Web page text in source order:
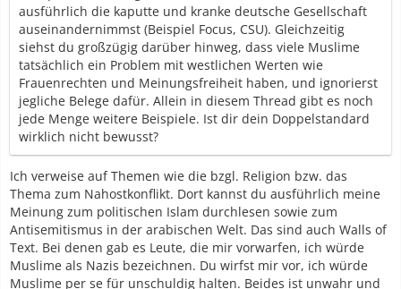
ausführlich die kaputte und kranke deutsche Gesellschaft
auseinandernimmst (Beispiel Focus, CSU). Gleichzeitig
siehst du großzügig darüber hinweg, dass viele Muslime
tatsächlich ein Problem mit westlichen Werten wie
Frauenrechten und Meinungsfreiheit haben, und ignorierst
jegliche Belege dafür. Allein in diesem Thread gibt es noch
jede Menge weitere Beispiele. Ist dir dein Doppelstandard
wirklich nicht bewusst?
Ich verweise auf Themen wie die bzgl. Religion bzw. das
Thema zum Nahostkonflikt. Dort kannst du ausführlich meine
Meinung zum politischen Islam durchlesen sowie zum
Antisemitismus in der arabischen Welt. Das sind auch Walls of
Text. Bei denen gab es Leute, die mir vorwarfen, ich würde
Muslime als Nazis bezeichnen. Du wirfst mir vor, ich würde
Muslime per se für unschuldig halten. Beides ist unwahr und